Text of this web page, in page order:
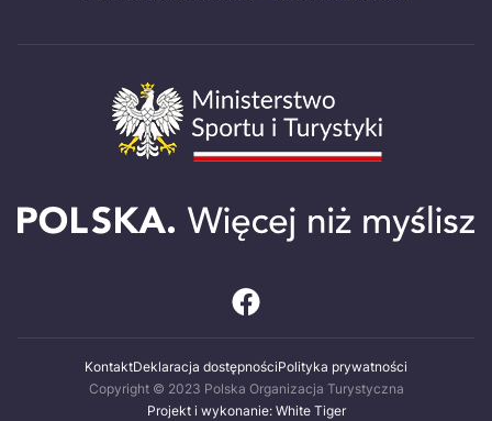
KontaktDeklaracja dostępnościPolityka prywatności
Copyright © 2023 Polska Organizacja Turystyczna
Projekt i wykonanie: White Tiger